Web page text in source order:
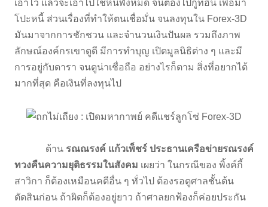
เอาไว้ แล้วจะเอาไปใช้หนี้พังหมด จนต้องไปกู้ที่อื่น เพื่อมา
โปะหนี้ ส่วนเรื่องที่ทำให้ตนเชื่อมั่น จนลงทุนใน Forex-3D
มันมาจากการชักชวน และจำนวนเงินปันผล รวมถึงภาพ
ลักษณ์องค์กรเขาดูดี มีการทำบุญ เปิดมูลนิธิต่าง ๆ และมี
การอยู่กับดารา จนดูน่าเชื่อถือ อย่างไรก็ตาม สิ่งที่อยากได้
มากที่สุด คือเงินที่ลงทุนไป
ด้าน รณณรงค์ แก้วเพ็ชร์ ประธานเครือข่ายรณรงค์
ทวงคืนความยุติธรรมในสังคม เผยว่า ในกรณีของ พิ้งค์กี้
สาวิกา ก็ต้องเหมือนคดีอื่น ๆ ทั่วไป ต้องรอดูศาลชั้นต้น
ตัดสินก่อน ถ้าผิดก็ต้องอยู่ยาว ถ้าศาลยกฟ้องก็ค่อยประกัน